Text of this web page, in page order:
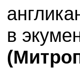
в